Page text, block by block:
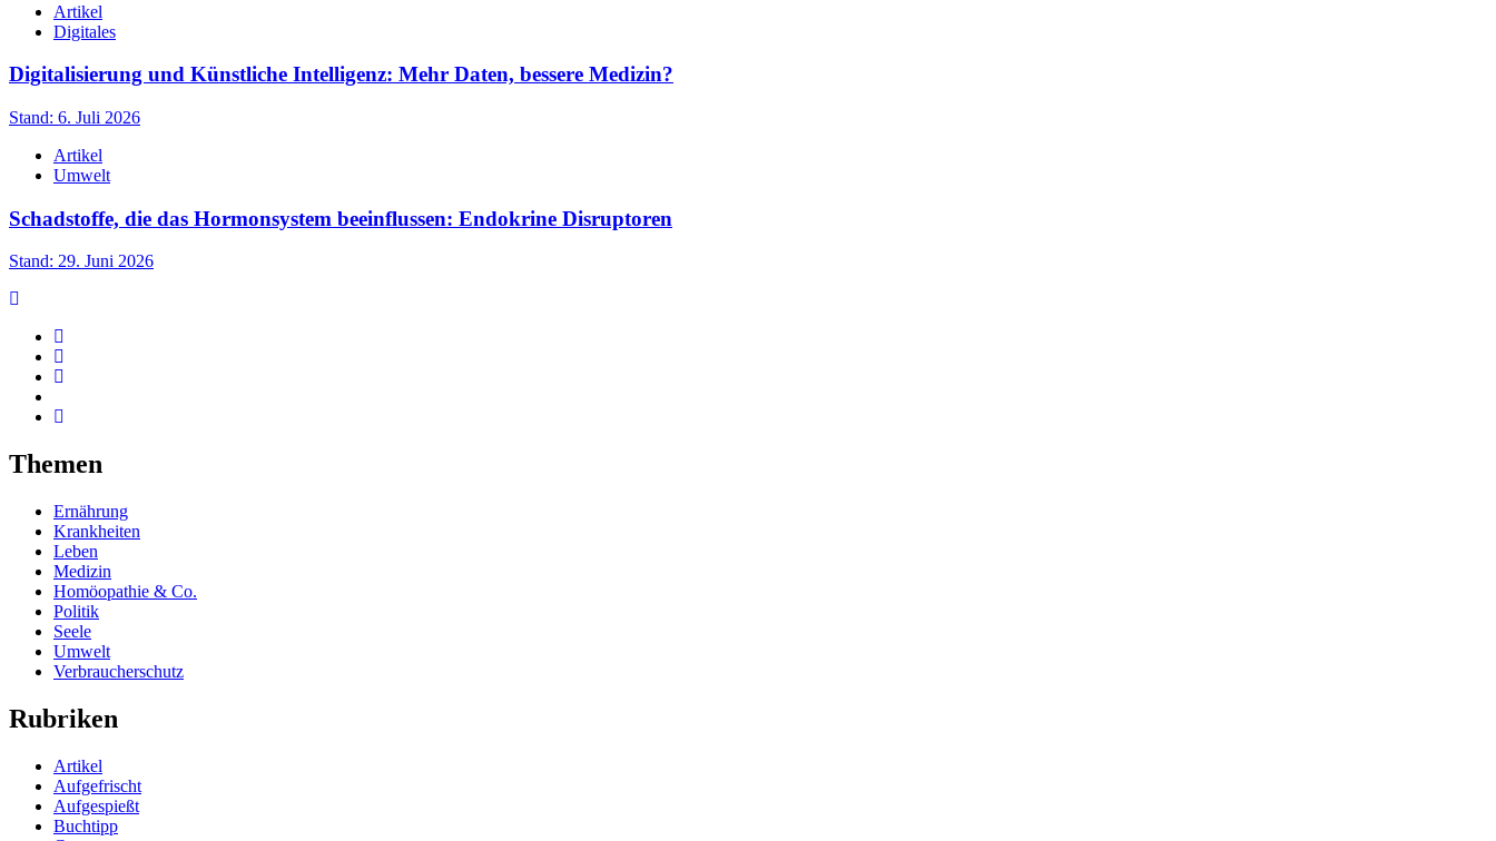
Artikel
Digitales
Digitalisierung und Künstliche Intelligenz: Mehr Daten, bessere Medizin?
Stand: 6. Juli 2026
Artikel
Umwelt
Schadstoffe, die das Hormonsystem beeinflussen: Endokrine Disruptoren
Stand: 29. Juni 2026
Themen
Ernährung
Krankheiten
Leben
Medizin
Homöopathie & Co.
Politik
Seele
Umwelt
Verbraucherschutz
Rubriken
Artikel
Aufgefrischt
Aufgespießt
Buchtipp